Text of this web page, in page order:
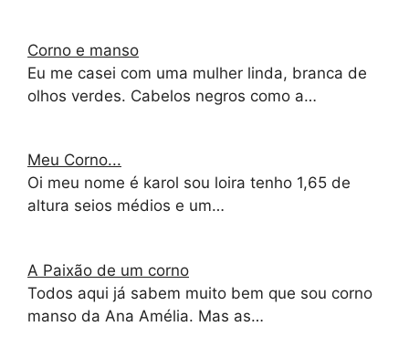
Corno e manso
Eu me casei com uma mulher linda, branca de
olhos verdes. Cabelos negros como a…
Meu Corno...
Oi meu nome é karol sou loira tenho 1,65 de
altura seios médios e um…
A Paixão de um corno
Todos aqui já sabem muito bem que sou corno
manso da Ana Amélia. Mas as…